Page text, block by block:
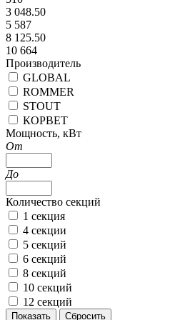
3 048.50
5 587
8 125.50
10 664
Производитель
GLOBAL
ROMMER
STOUT
КОРВЕТ
Мощность, кВт
От
До
Количество секций
1 секция
4 секции
5 секций
6 секций
8 секций
10 секций
12 секций